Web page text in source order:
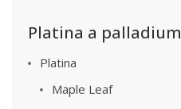
Platina a palladium
Platina
Maple Leaf